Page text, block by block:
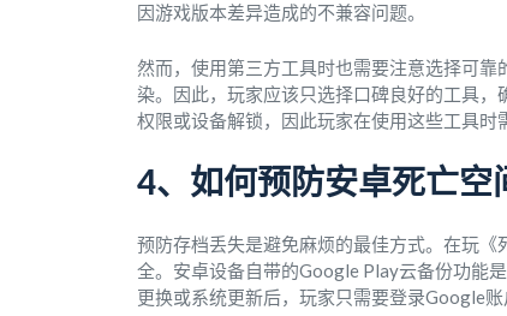
因游戏版本差异造成的不兼容问题。
然而，使用第三方工具时也需要注意选择可
染。因此，玩家应该只选择口碑良好的工具
权限或设备解锁，因此玩家在使用这些工具时
4、如何预防安卓死亡空
预防存档丢失是避免麻烦的最佳方式。在玩
全。安卓设备自带的Google Play云备份功能
更换或系统更新后，玩家只需要登录Google账